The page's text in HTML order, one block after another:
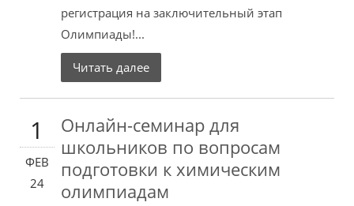
регистрация на заключительный этап
Олимпиады!...
Читать далее
1
ФЕВ
24
Онлайн-семинар для
школьников по вопросам
подготовки к химическим
олимпиадам